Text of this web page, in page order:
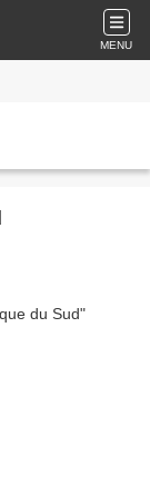
MENU